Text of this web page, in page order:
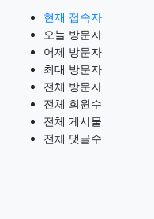
현재 접속자
오늘 방문자
어제 방문자
최대 방문자
전체 방문자
전체 회원수
전체 게시물
전체 댓글수